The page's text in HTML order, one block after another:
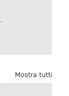
Mostra tutti